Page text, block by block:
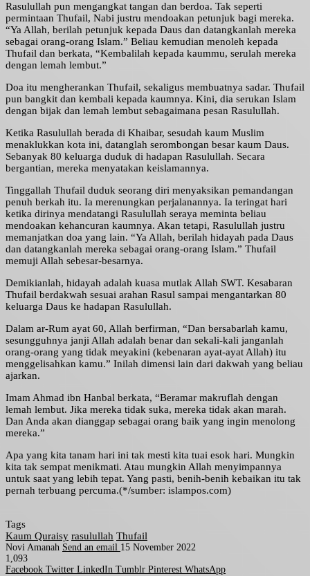
Rasulullah pun mengangkat tangan dan berdoa. Tak seperti
permintaan Thufail, Nabi justru mendoakan petunjuk bagi mereka.
“Ya Allah, berilah petunjuk kepada Daus dan datangkanlah mereka
sebagai orang-orang Islam.” Beliau kemudian menoleh kepada
Thufail dan berkata, “Kembalilah kepada kaummu, serulah mereka
dengan lemah lembut.”
Doa itu mengherankan Thufail, sekaligus membuatnya sadar. Thufail
pun bangkit dan kembali kepada kaumnya. Kini, dia serukan Islam
dengan bijak dan lemah lembut sebagaimana pesan Rasulullah.
Ketika Rasulullah berada di Khaibar, sesudah kaum Muslim
menaklukkan kota ini, datanglah serombongan besar kaum Daus.
Sebanyak 80 keluarga duduk di hadapan Rasulullah. Secara
bergantian, mereka menyatakan keislamannya.
Tinggallah Thufail duduk seorang diri menyaksikan pemandangan
penuh berkah itu. Ia merenungkan perjalanannya. Ia teringat hari
ketika dirinya mendatangi Rasulullah seraya meminta beliau
mendoakan kehancuran kaumnya. Akan tetapi, Rasulullah justru
memanjatkan doa yang lain. “Ya Allah, berilah hidayah pada Daus
dan datangkanlah mereka sebagai orang-orang Islam.” Thufail
memuji Allah sebesar-besarnya.
Demikianlah, hidayah adalah kuasa mutlak Allah SWT. Kesabaran
Thufail berdakwah sesuai arahan Rasul sampai mengantarkan 80
keluarga Daus ke hadapan Rasulullah.
Dalam ar-Rum ayat 60, Allah berfirman, “Dan bersabarlah kamu,
sesungguhnya janji Allah adalah benar dan sekali-kali janganlah
orang-orang yang tidak meyakini (kebenaran ayat-ayat Allah) itu
menggelisahkan kamu.” Inilah dimensi lain dari dakwah yang beliau
ajarkan.
Imam Ahmad ibn Hanbal berkata, “Beramar makruflah dengan
lemah lembut. Jika mereka tidak suka, mereka tidak akan marah.
Dan Anda akan dianggap sebagai orang baik yang ingin menolong
mereka.”
Apa yang kita tanam hari ini tak mesti kita tuai esok hari. Mungkin
kita tak sempat menikmati. Atau mungkin Allah menyimpannya
untuk saat yang lebih tepat. Yang pasti, benih-benih kebaikan itu tak
pernah terbuang percuma.(*/sumber: islampos.com)
Tags
Kaum Quraisy rasulullah Thufail
Novi Amanah Send an email 15 November 2022
1,093
Facebook Twitter LinkedIn Tumblr Pinterest WhatsApp